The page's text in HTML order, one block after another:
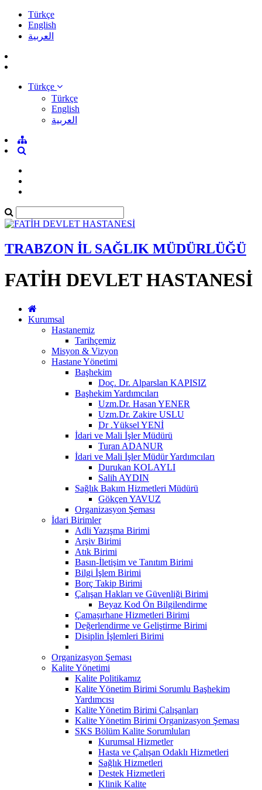
Türkçe
English
العربية
Türkçe
Türkçe
English
العربية
TRABZON İL SAĞLIK MÜDÜRLÜĞÜ
FATİH DEVLET HASTANESİ
Kurumsal
Hastanemiz
Tarihçemiz
Misyon & Vizyon
Hastane Yönetimi
Başhekim
Doç. Dr. Alparslan KAPISIZ
Başhekim Yardımcıları
Uzm.Dr. Hasan YENER
Uzm.Dr. Zakire USLU
Dr .Yüksel YENİ
İdari ve Mali İşler Müdürü
Turan ADANUR
İdari ve Mali İşler Müdür Yardımcıları
Durukan KOLAYLI
Salih AYDIN
Sağlık Bakım Hizmetleri Müdürü
Gökçen YAVUZ
Organizasyon Şeması
İdari Birimler
Adli Yazışma Birimi
Arşiv Birimi
Atık Birimi
Basın-İletişim ve Tanıtım Birimi
Bilgi İşlem Birimi
Borç Takip Birimi
Çalışan Hakları ve Güvenliği Birimi
Beyaz Kod Ön Bilgilendirme
Çamaşırhane Hizmetleri Birimi
Değerlendirme ve Geliştirme Birimi
Disiplin İşlemleri Birimi
Organizasyon Şeması
Kalite Yönetimi
Kalite Politikamız
Kalite Yönetim Birimi Sorumlu Başhekim
Yardımcısı
Kalite Yönetim Birimi Çalışanları
Kalite Yönetim Birimi Organizasyon Şeması
SKS Bölüm Kalite Sorumluları
Kurumsal Hizmetler
Hasta ve Çalışan Odaklı Hizmetleri
Sağlık Hizmetleri
Destek Hizmetleri
Klinik Kalite